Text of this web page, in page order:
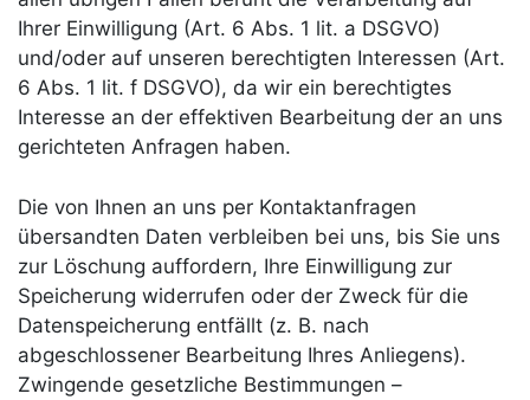
Ihrer Einwilligung (Art. 6 Abs. 1 lit. a DSGVO)
und/oder auf unseren berechtigten Interessen (Art.
6 Abs. 1 lit. f DSGVO), da wir ein berechtigtes
Interesse an der effektiven Bearbeitung der an uns
gerichteten Anfragen haben.
Die von Ihnen an uns per Kontaktanfragen
übersandten Daten verbleiben bei uns, bis Sie uns
zur Löschung auffordern, Ihre Einwilligung zur
Speicherung widerrufen oder der Zweck für die
Datenspeicherung entfällt (z. B. nach
abgeschlossener Bearbeitung Ihres Anliegens).
Zwingende gesetzliche Bestimmungen –